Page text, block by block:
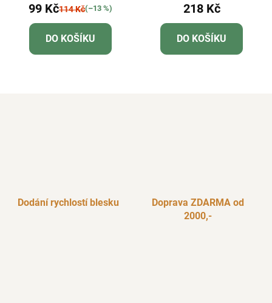
99 Kč114 Kč(–13 %)
DO KOŠÍKU
218 Kč
DO KOŠÍKU
Dodání rychlostí blesku
Doprava ZDARMA od
2000,-